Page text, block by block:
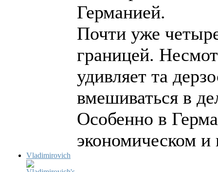
Vladimirovich
Германией.
Почти уже
границей.
удивляет та
вмешиваться в
Особенно в
экономическом и